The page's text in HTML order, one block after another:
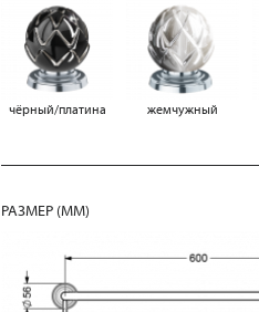
чёрный/платина жемчужный
РАЗМЕР (MM)